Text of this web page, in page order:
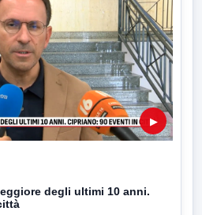
▶
degli ultimi 10 anni.